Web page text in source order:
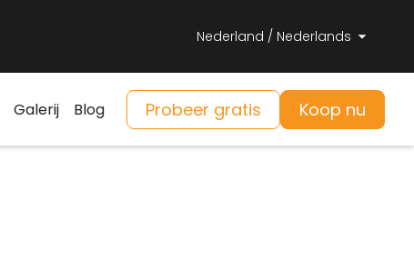
Nederland / Nederlands
Galerij Blog Probeer gratis Koop nu